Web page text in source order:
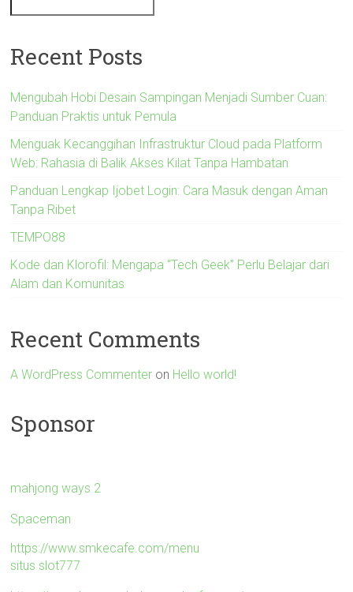
Recent Posts
Mengubah Hobi Desain Sampingan Menjadi Sumber Cuan:
Panduan Praktis untuk Pemula
Menguak Kecanggihan Infrastruktur Cloud pada Platform
Web: Rahasia di Balik Akses Kilat Tanpa Hambatan
Panduan Lengkap Ijobet Login: Cara Masuk dengan Aman
Tanpa Ribet
TEMPO88
Kode dan Klorofil: Mengapa “Tech Geek” Perlu Belajar dari
Alam dan Komunitas
Recent Comments
A WordPress Commenter on Hello world!
Sponsor
mahjong ways 2
Spaceman
https://www.smkecafe.com/menu
situs slot777